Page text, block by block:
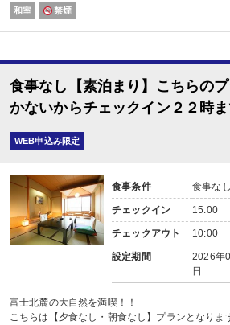
和室 禁煙
食事なし【素泊まり】こちらの
かないからチェックイン２２時ま
WEB申込み限定
食事条件 食事なし
チェックイン 15:00
チェックアウト 10:00
設定期間
2026年
日
富士北麓の大自然を満喫！！
こちらは【夕食なし・朝食なし】プランとなりま